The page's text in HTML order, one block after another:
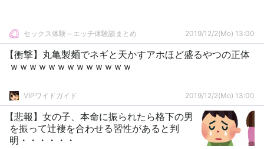
セックス体験～エッチ体験談まとめ 2019/12/2(Mo) 13:00
【衝撃】丸亀製麺でネギと天かすアホほど盛るやつの正体
ｗｗｗｗｗｗｗｗｗｗｗｗｗ
VIPワイドガイド 2019/12/2(Mo) 13:00
【悲報】女の子、本命に振られたら格下の男
を振って辻褄を合わせる習性があると判
明・・・・・・